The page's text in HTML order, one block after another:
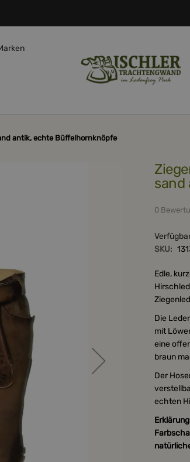
antik, echte Büffelhornknöpfe
Ziegenlederhose mit Gürtel, Nähte Hirschleder,
sand
0
SKU:
Edle,
Die
mit
eine
braun
Der
echten